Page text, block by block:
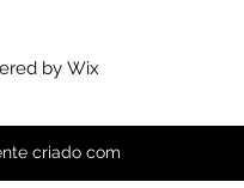
by Wix
criado com